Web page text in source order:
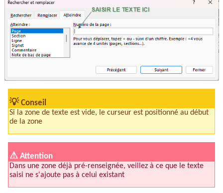
💡Conseil
Si la zone de texte est vide, le curseur est positionné au début
de la zone
⚠Attention
Dans une zone déjà pré-renseignée, veillez à ce que le texte
saisi ne s'ajoute pas à celui existant